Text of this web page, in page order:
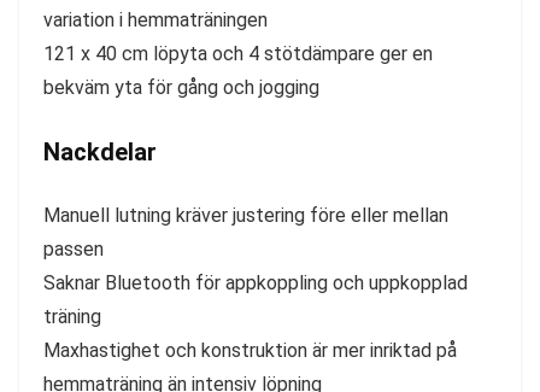
variation i hemmaträningen
121 x 40 cm löpyta och 4 stötdämpare ger en
bekväm yta för gång och jogging
Nackdelar
Manuell lutning kräver justering före eller mellan
passen
Saknar Bluetooth för appkoppling och uppkopplad
träning
Maxhastighet och konstruktion är mer inriktad på
hemmaträning än intensiv löpning